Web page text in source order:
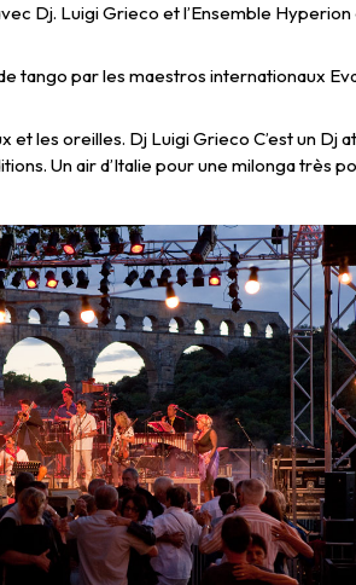
Dj. Luigi Grieco et l’Ensemble Hyperion
tango par les maestros internationaux
et les oreilles. Dj Luigi Grieco C’est un Dj
Un air d’Italie pour une milonga très